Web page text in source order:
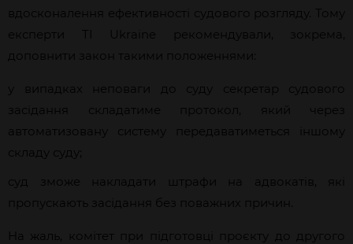
вдосконалення ефективності судового розгляду. Тому
експерти TI Ukraine рекомендували, зокрема,
доповнити закон такими положеннями:
у випадках неповаги до суду секретар судового
засідання складатиме протокол, який через
автоматизовану систему передаватиметься іншому
складу суду;
суд зможе накладати штрафи на адвокатів, які
пропускають засідання без поважних причин.
На жаль, комітет при підготовці проєкту до другого